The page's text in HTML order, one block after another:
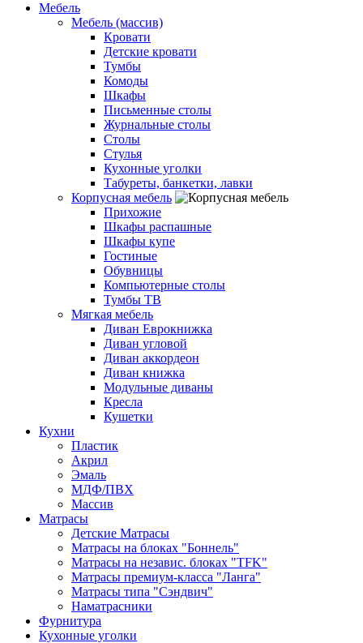
Мебель
Мебель (массив)
Кровати
Детские кровати
Тумбы
Комоды
Шкафы
Письменные столы
Журнальные столы
Столы
Стулья
Кухонные уголки
Табуреты, банкетки, лавки
Корпусная мебель
Прихожие
Шкафы распашные
Шкафы купе
Гостиные
Обувницы
Компьютерные столы
Тумбы ТВ
Мягкая мебель
Диван Еврокнижка
Диван угловой
Диван аккордеон
Диван книжка
Модульные диваны
Кресла
Кушетки
Кухни
Пластик
Акрил
Эмаль
МДФ/ПВХ
Массив
Матрасы
Детские Матрасы
Матрасы на блоках "Боннель"
Матрасы на независ. блоках "TFK"
Матрасы премиум-класса "Ланга"
Матрасы типа "Сэндвич"
Наматрасники
Фурнитура
Кухонные уголки